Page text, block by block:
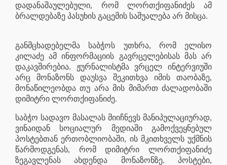
დადანაშაულებული, რომ ლორთქიფანიძეს ამ
ბრალდებაზე პასუხის გაცემის საშუალება არ მისცა.
განმცხადებელმა საბჭოს უთხრა, რომ ელისო
კილაძე ამ ინფორმაციის გავრცელებისას მას არ
დაკავშირებია. ჟურნალისტმა ვრცელ ინტერვიუში
არც მონაზონს დაუსვა შეკითხვა იმის თაობაზე,
მონაწილეობდა თუ არა მის მიმართ ძალადობაში
დიმიტრი ლორთქიფანიძე.
საბჭო სადავო მასალას მიიჩნევს მანიპულაციურად,
ვინაიდან სოციალურ მედიაში გამოქვეყნებულ
პოსტებთან ერთობლიობაში, ის მკითხველს უქმნის
წარმოდგენას, რომ დიმიტრი ლორთქიფანიძე
ზეგავლენას ახდენდა მონაზონზე. პოსტები,